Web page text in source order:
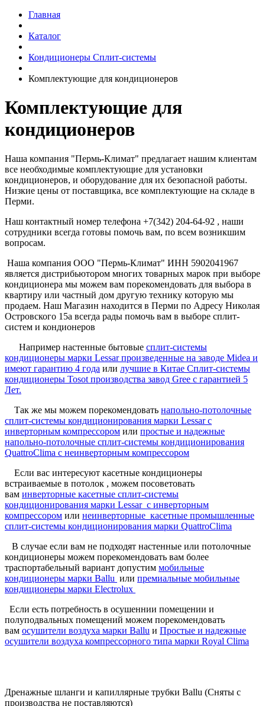
Главная
Каталог
Кондиционеры Сплит-системы
Комплектующие для кондиционеров
Комплектующие для
кондиционеров
Наша компания "Пермь-Климат" предлагает нашим клиентам
все необходимые комплектующие для установки
кондиционеров, и оборудование для их безопасной работы.
Низкие цены от поставщика, все комплектующие на складе в
Перми.
Наш контактный номер телефона +7(342) 204-64-92 , наши
сотрудники всегда готовы помочь вам, по всем возникшим
вопросам.
Наша компания ООО "Пермь-Климат" ИНН 5902041967
является дистрибьютором многих товарных марок при выборе
кондиционера мы можем вам порекомендовать для выбора в
квартиру или частный дом другую технику которую мы
продаем. Наш Магазин находится в Перми по Адресу Николая
Островского 15а всегда рады помочь вам в выборе сплит-
систем и кондионеров
Например настенные бытовые сплит-системы
кондиционеры марки Lessar произведенные на заводе Midea и
имеют гарантию 4 года или лучшие в Китае Сплит-системы
кондиционеры Tosot производства завод Gree c гарантией 5
Лет.
Так же мы можем порекомендовать напольно-потолочные
сплит-системы кондиционирования марки Lessar с
инверторным компрессором или простые и надежные
напольно-потолочные сплит-системы кондиционирования
QuattroClima c неинверторным компрессором
Если вас интересуют касетные кондиционеры
встраиваемые в потолок , можем посоветовать
вам инверторные касетные сплит-системы
кондиционирования марки Lessar с инверторным
компрессором или неинверторные касетные промышленные
сплит-системы кондиционирования марки QuattroClima
В случае если вам не подходят настенные или потолочные
кондиционеры можем порекомендовать вам более
траспортабельный вариант допустим мобильные
кондиционеры марки Ballu или премиальные мобильные
кондиционеры марки Electrolux
Если есть потребность в осушеннии помещении и
полуподвальных помещений можем порекомендовать
вам осушители воздуха марки Ballu и Простые и надежные
осушители воздуха компрессорного типа марки Royal Clima
Дренажные шланги и капиллярные трубки Ballu (Сняты с
производства не поставляются)